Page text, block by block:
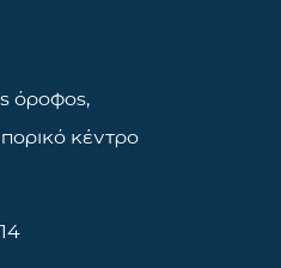
όροφος,
κέντρο